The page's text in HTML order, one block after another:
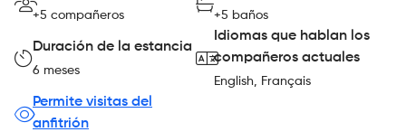
+5 compañeros +5 baños
Duración de la estancia
6 meses
Idiomas que hablan los
compañeros actuales
English, Français
Permite visitas del
anfitrión